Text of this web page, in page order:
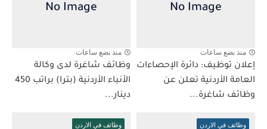
منذ بضع ساعات
إعلان توظيف: دائرة الإحصاءات
العامة الأردنية تعلن عن
وظائف شاغرة...
منذ بضع ساعات
وظائف شاغرة لدى وكالة
الأنباء الأردنية (بترا) براتب 450
دينار...
وظائف في الاردن وظائف في الاردن